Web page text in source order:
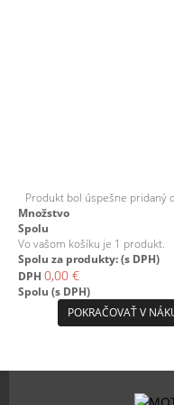
Produkt bol úspešne pridaný
Množstvo
Spolu
Vo vašom košíku je 1 produkt.
Spolu za produkty: (s DPH)
DPH 0,00 €
Spolu (s DPH)
POKRAČOVAŤ V